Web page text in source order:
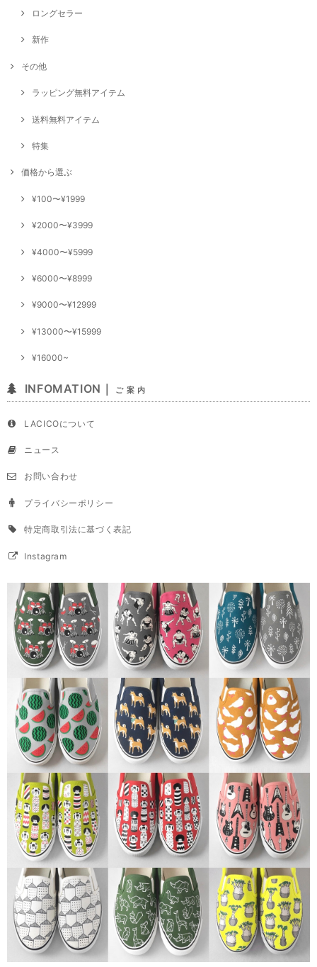
ロングセラー
新作
その他
ラッピング無料アイテム
送料無料アイテム
特集
価格から選ぶ
¥100〜¥1999
¥2000〜¥3999
¥4000〜¥5999
¥6000〜¥8999
¥9000〜¥12999
¥13000〜¥15999
¥16000~
INFOMATION｜ ご 案 内
LACICOについて
ニュース
お問い合わせ
プライバシーポリシー
特定商取引法に基づく表記
Instagram